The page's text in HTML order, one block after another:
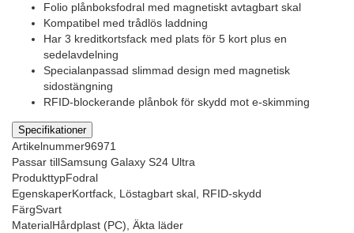
Folio plånboksfodral med magnetiskt avtagbart skal
Kompatibel med trådlös laddning
Har 3 kreditkortsfack med plats för 5 kort plus en
sedelavdelning
Specialanpassad slimmad design med magnetisk
sidostängning
RFID-blockerande plånbok för skydd mot e-skimming
Specifikationer
Artikelnummer96971
Passar tillSamsung Galaxy S24 Ultra
ProdukttypFodral
EgenskaperKortfack, Löstagbart skal, RFID-skydd
FärgSvart
MaterialHårdplast (PC), Äkta läder